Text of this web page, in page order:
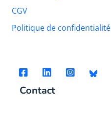
CGV
Politique de confidentialité
Contact